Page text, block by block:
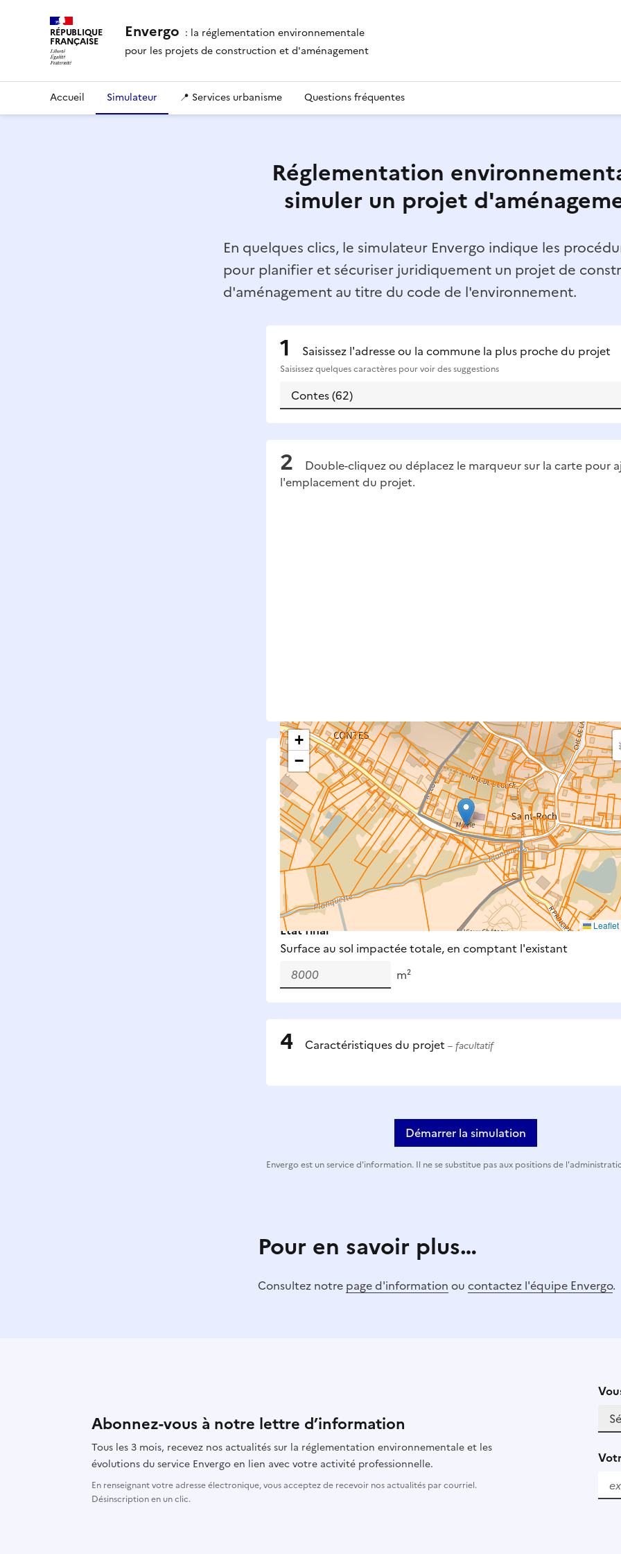
RÉPUBLIQUE
FRANÇAISE Envergo : la réglementation environnementale
pour les projets de construction et d'aménagement
Accueil Simulateur 📍 Services urbanisme Questions fréquentes
Réglementation
simuler un projet
En quelques clics, le simulateur Envergo indique les
pour planifier et sécuriser juridiquement un projet de
d'aménagement au titre du code de l'environnement.
Saisissez l'adresse ou la commune la plus proche du projet
Saisissez quelques caractères pour voir des suggestions
Double-cliquez ou déplacez le marqueur sur la carte pour
l'emplacement du projet.
+
−
Leaflet
Saisissez les surfaces aménagées par le projet
Surfaces à prendre en compte : bâti, voirie, espaces verts,
remblais et bassins — impacts définitifs et temporaires
Nouveaux impacts
Surface au sol nouvellement impactée par le projet
m²
État final
Surface au sol impactée totale, en comptant l'existant
m²
Caractéristiques du projet – facultatif
Démarrer la simulation
Envergo est un service d'information. Il ne se substitue pas aux positions de
Pour en savoir plus…
Consultez notre page d'information ou contactez l'équipe Envergo.
Abonnez-vous à notre lettre d’information
Tous les 3 mois, recevez nos actualités sur la réglementation environnementale et les
évolutions du service Envergo en lien avec votre activité professionnelle.
En renseignant votre adresse électronique, vous acceptez de recevoir nos actualités par courriel.
Désinscription en un clic.